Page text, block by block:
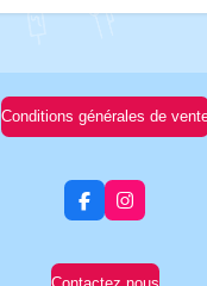
Conditions générales de
F
a
e
b
I
n
t
a